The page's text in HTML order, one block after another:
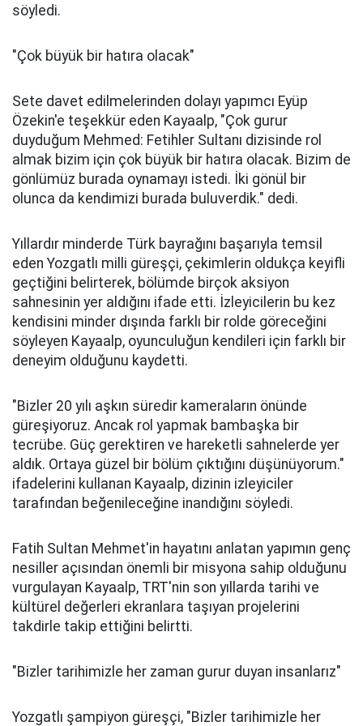
söyledi.
"Çok büyük bir hatıra olacak"
Sete davet edilmelerinden dolayı yapımcı Eyüp
Özekin'e teşekkür eden Kayaalp, "Çok gurur
duyduğum Mehmed: Fetihler Sultanı dizisinde rol
almak bizim için çok büyük bir hatıra olacak. Bizim de
gönlümüz burada oynamayı istedi. İki gönül bir
olunca da kendimizi burada buluverdik." dedi.
Yıllardır minderde Türk bayrağını başarıyla temsil
eden Yozgatlı milli güreşçi, çekimlerin oldukça keyifli
geçtiğini belirterek, bölümde birçok aksiyon
sahnesinin yer aldığını ifade etti. İzleyicilerin bu kez
kendisini minder dışında farklı bir rolde göreceğini
söyleyen Kayaalp, oyunculuğun kendileri için farklı bir
deneyim olduğunu kaydetti.
"Bizler 20 yılı aşkın süredir kameraların önünde
güreşiyoruz. Ancak rol yapmak bambaşka bir
tecrübe. Güç gerektiren ve hareketli sahnelerde yer
aldık. Ortaya güzel bir bölüm çıktığını düşünüyorum."
ifadelerini kullanan Kayaalp, dizinin izleyiciler
tarafından beğenileceğine inandığını söyledi.
Fatih Sultan Mehmet'in hayatını anlatan yapımın genç
nesiller açısından önemli bir misyona sahip olduğunu
vurgulayan Kayaalp, TRT'nin son yıllarda tarihi ve
kültürel değerleri ekranlara taşıyan projelerini
takdirle takip ettiğini belirtti.
"Bizler tarihimizle her zaman gurur duyan insanlarız"
Yozgatlı şampiyon güreşçi, "Bizler tarihimizle her